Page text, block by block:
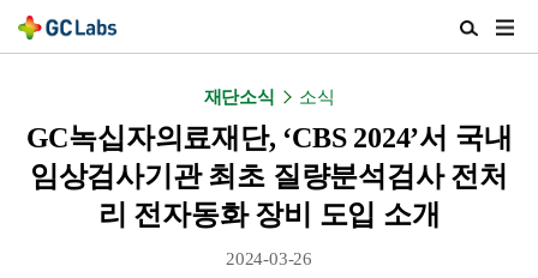
검
색
재단소식 소식
GC녹십자의료재단, ‘CBS 2024’서 국내
임상검사기관 최초 질량분석검사 전처
리 전자동화 장비 도입 소개
2024-03-26